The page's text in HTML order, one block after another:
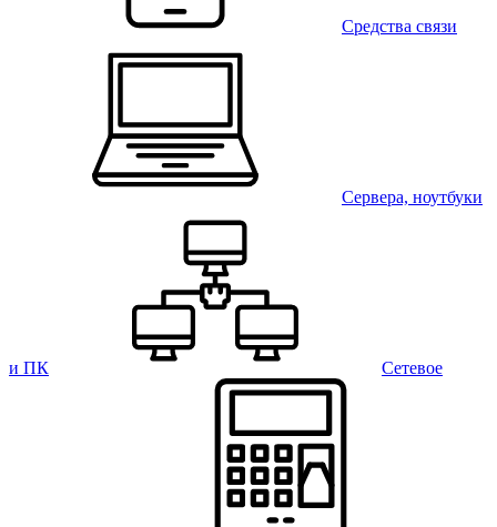
Средства связи
Сервера, ноутбуки
и ПК Сетевое